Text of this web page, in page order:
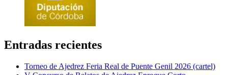
Entradas recientes
Torneo de Ajedrez Feria Real de Puente Genil 2026 (cartel)